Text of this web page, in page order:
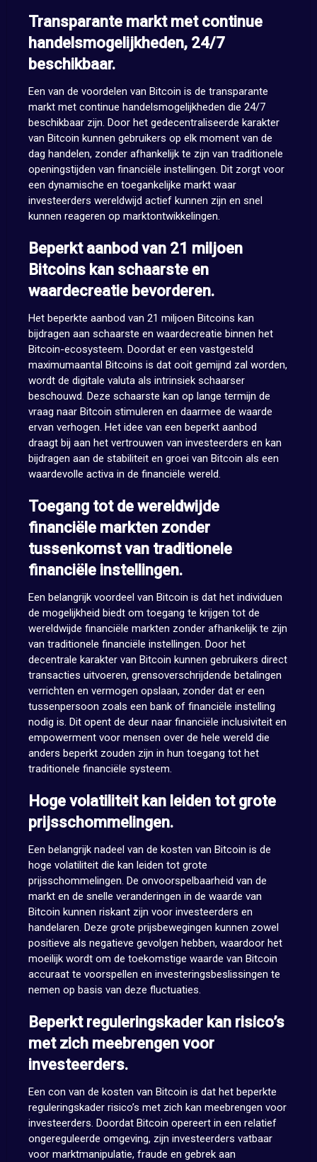
Transparante markt met continue
handelsmogelijkheden, 24/7
beschikbaar.
Een van de voordelen van Bitcoin is de transparante
markt met continue handelsmogelijkheden die 24/7
beschikbaar zijn. Door het gedecentraliseerde karakter
van Bitcoin kunnen gebruikers op elk moment van de
dag handelen, zonder afhankelijk te zijn van traditionele
openingstijden van financiële instellingen. Dit zorgt voor
een dynamische en toegankelijke markt waar
investeerders wereldwijd actief kunnen zijn en snel
kunnen reageren op marktontwikkelingen.
Beperkt aanbod van 21 miljoen
Bitcoins kan schaarste en
waardecreatie bevorderen.
Het beperkte aanbod van 21 miljoen Bitcoins kan
bijdragen aan schaarste en waardecreatie binnen het
Bitcoin-ecosysteem. Doordat er een vastgesteld
maximumaantal Bitcoins is dat ooit gemijnd zal worden,
wordt de digitale valuta als intrinsiek schaarser
beschouwd. Deze schaarste kan op lange termijn de
vraag naar Bitcoin stimuleren en daarmee de waarde
ervan verhogen. Het idee van een beperkt aanbod
draagt bij aan het vertrouwen van investeerders en kan
bijdragen aan de stabiliteit en groei van Bitcoin als een
waardevolle activa in de financiële wereld.
Toegang tot de wereldwijde
financiële markten zonder
tussenkomst van traditionele
financiële instellingen.
Een belangrijk voordeel van Bitcoin is dat het individuen
de mogelijkheid biedt om toegang te krijgen tot de
wereldwijde financiële markten zonder afhankelijk te zijn
van traditionele financiële instellingen. Door het
decentrale karakter van Bitcoin kunnen gebruikers direct
transacties uitvoeren, grensoverschrijdende betalingen
verrichten en vermogen opslaan, zonder dat er een
tussenpersoon zoals een bank of financiële instelling
nodig is. Dit opent de deur naar financiële inclusiviteit en
empowerment voor mensen over de hele wereld die
anders beperkt zouden zijn in hun toegang tot het
traditionele financiële systeem.
Hoge volatiliteit kan leiden tot grote
prijsschommelingen.
Een belangrijk nadeel van de kosten van Bitcoin is de
hoge volatiliteit die kan leiden tot grote
prijsschommelingen. De onvoorspelbaarheid van de
markt en de snelle veranderingen in de waarde van
Bitcoin kunnen riskant zijn voor investeerders en
handelaren. Deze grote prijsbewegingen kunnen zowel
positieve als negatieve gevolgen hebben, waardoor het
moeilijk wordt om de toekomstige waarde van Bitcoin
accuraat te voorspellen en investeringsbeslissingen te
nemen op basis van deze fluctuaties.
Beperkt reguleringskader kan risico’s
met zich meebrengen voor
investeerders.
Een con van de kosten van Bitcoin is dat het beperkte
reguleringskader risico’s met zich kan meebrengen voor
investeerders. Doordat Bitcoin opereert in een relatief
ongereguleerde omgeving, zijn investeerders vatbaar
voor marktmanipulatie, fraude en gebrek aan